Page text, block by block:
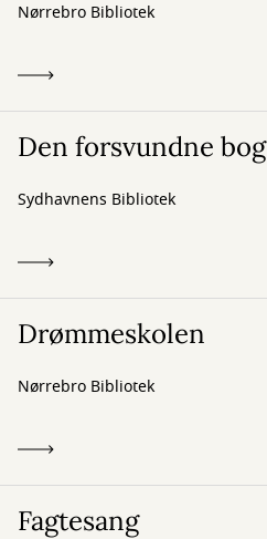
Nørrebro Bibliotek
Den forsvundne bog
Sydhavnens Bibliotek
Drømmeskolen
Nørrebro Bibliotek
Fagtesang